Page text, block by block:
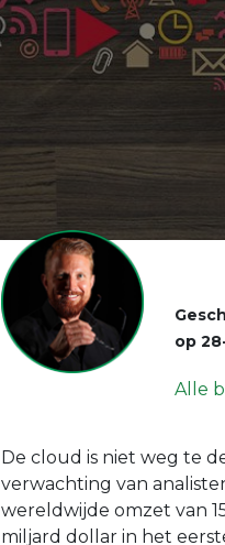
op
Alle
De cloud is niet weg te
verwachting van
wereldwijde omzet van
miljard dollar in het